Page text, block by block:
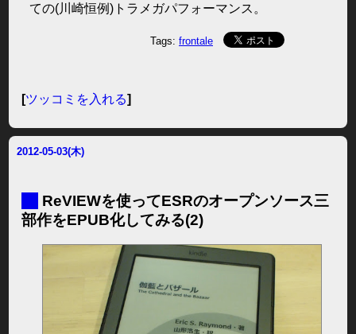
ての(川崎恒例)トラメガパフォーマンス。
Tags: frontale
[ツッコミを入れる]
2012-05-03(木)
ReVIEWを使ってESRのオープンソース三
部作をEPUB化してみる(2)